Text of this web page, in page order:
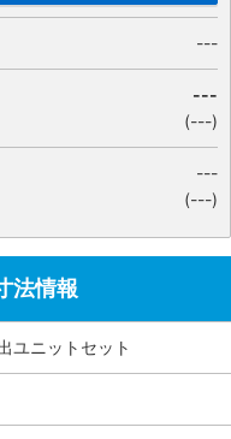
---
---
(---)
---
(---)
法情報
ユニットセット